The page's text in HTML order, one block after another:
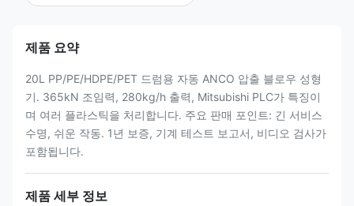
제품 요약
20L PP/PE/HDPE/PET 드럼용 자동 ANCO 압출 블로우 성형
기. 365kN 조임력, 280kg/h 출력, Mitsubishi PLC가 특징이
며 여러 플라스틱을 처리합니다. 주요 판매 포인트: 긴 서비스
수명, 쉬운 작동. 1년 보증, 기계 테스트 보고서, 비디오 검사가
포함됩니다.
제품 세부 정보